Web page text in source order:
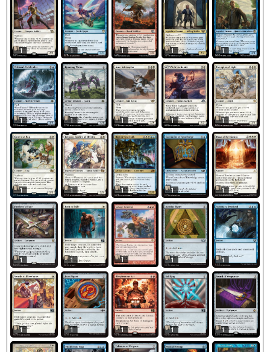
1 1 1 1 1
1 1 1 1 1
1 1 1 1 1
1 1 1 1 1
1 1 1 1 1